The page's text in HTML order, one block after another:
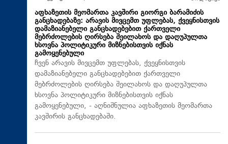
აფხაზეთის მეომართა კავშირი გიორგი ბარამიძის
განცხადებაზე: არავის მივცემთ უფლებას, ქვეყნისთვის
დამაზიანებელი განცხადებებით ქართველი
მებრძოლების ღირსება შეილახოს და დაღუპულთა
ხსოვნა პოლიტიკური მიზნებისთვის იქნას
გამოყენებული
ჩვენ არავის მივცემთ უფლებას, ქვეყნისთვის
დამაზიანებელი განცხადებებით ქართველი
მებრძოლების ღირსება შეილახოს და დაღუპულთა
ხსოვნა პოლიტიკური მიზნებისთვის იქნას
გამოყენებული, - აღნიშნულია აფხაზეთის მეომართა
კავშირის განცხადებაში.